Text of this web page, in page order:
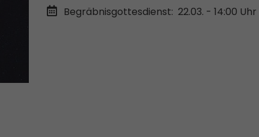
Begräbnisgottesdienst: 22.03. - 14:00 Uhr